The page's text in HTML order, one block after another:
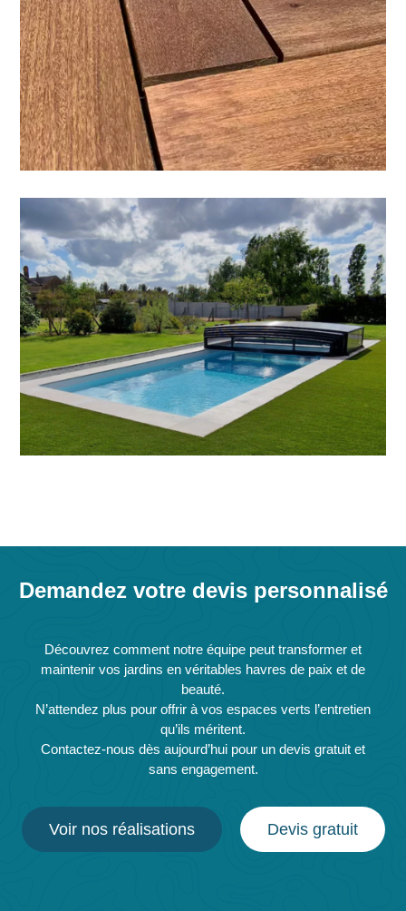
Demandez votre devis personnalisé
Découvrez comment notre équipe peut transformer et
maintenir vos jardins en véritables havres de paix et de
beauté.
N’attendez plus pour offrir à vos espaces verts l’entretien
qu’ils méritent.
Contactez-nous dès aujourd’hui pour un devis gratuit et
sans engagement.
Voir nos réalisations Devis gratuit